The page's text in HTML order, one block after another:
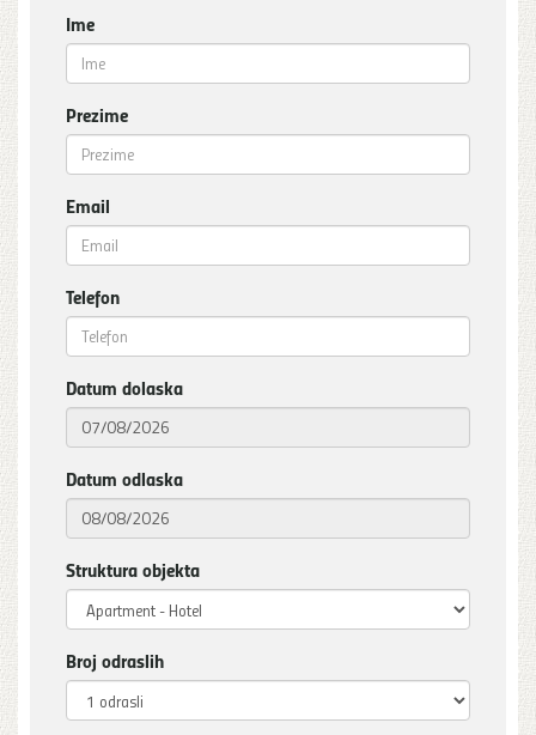
Ime
Prezime
Email
Telefon
Datum dolaska
Datum odlaska
Struktura objekta
Broj odraslih